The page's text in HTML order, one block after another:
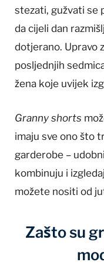
stezati, gužvati se
da cijeli dan
dotjerano. Upravo
posljednjih
žena koje uvijek
Granny shorts
imaju sve ono što
garderobe –
kombinuju i
možete nositi od
Zašto su